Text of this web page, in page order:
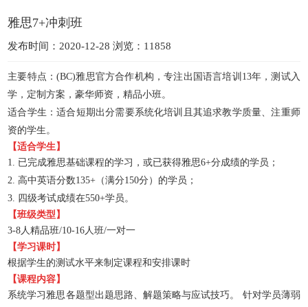
雅思7+冲刺班
发布时间：2020-12-28 浏览：11858
主要特点：(BC)雅思官方合作机构，专注出国语言培训13年，测试入
学，定制方案，豪华师资，精品小班。
适合学生：适合短期出分需要系统化培训且其追求教学质量、注重师
资的学生。
【适合学生】
1. 已完成雅思基础课程的学习，或已获得雅思6+分成绩的学员；
2. 高中英语分数135+（满分150分）的学员；
3. 四级考试成绩在550+学员。
【班级类型 】
3-8人精品班/10-16人班/一对一
【学习课时】
根据学生的测试水平来制定课程和安排课时
【课程内容】
系统学习雅思各题型出题思路、解题策略与应试技巧。
针对学员薄弱